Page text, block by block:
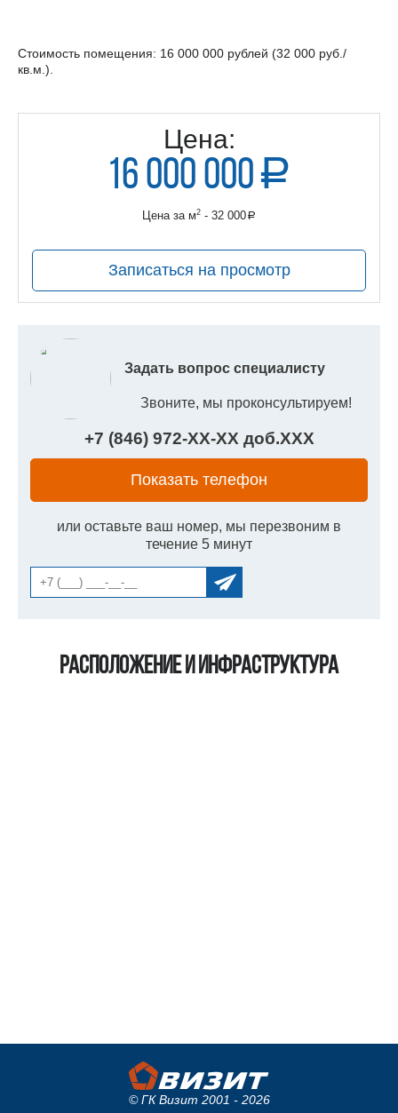
Стоимость помещения: 16 000 000 рублей (32 000 руб./
кв.м.).
Цена:
16 000 000 a
руб.
Цена за м2 - 32 000 a
Записаться на просмотр
Задать вопрос специалисту
Звоните, мы проконсультируем!
+7 (846) 972-XX-XX доб.XXX
Показать телефон
или оставьте ваш номер, мы перезвоним в
течение 5 минут
Расположение и инфраструктура
© ГК Визит 2001 - 2026